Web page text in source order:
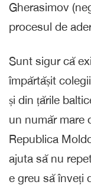
Gherasimov
procesul de
Sunt sigur că
împărtășit
și din țările
un număr mare
Republica
ajuta să nu
e greu să înveți